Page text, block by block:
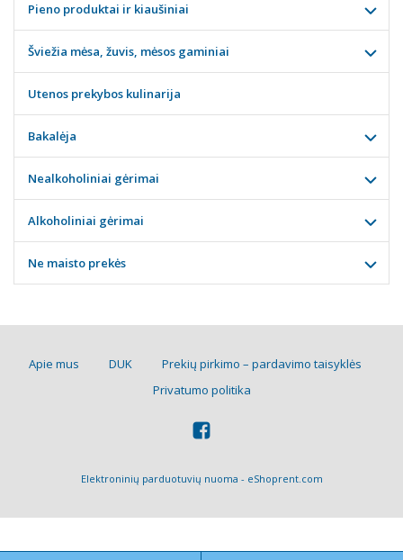
Pieno produktai ir kiaušiniai
Šviežia mėsa, žuvis, mėsos gaminiai
Utenos prekybos kulinarija
Bakalėja
Nealkoholiniai gėrimai
Alkoholiniai gėrimai
Ne maisto prekės
Apie mus DUK
Prekių pirkimo – pardavimo taisyklės
Privatumo politika
Elektroninių parduotuvių nuoma - eShoprent.com